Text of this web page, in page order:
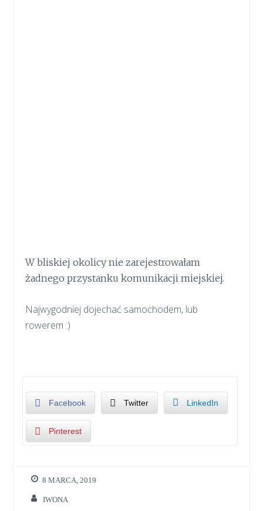
W bliskiej okolicy nie zarejestrowałam
żadnego przystanku komunikacji miejskiej.
Najwygodniej dojechać samochodem, lub
rowerem :)
Facebook Twitter LinkedIn
Pinterest
8 MARCA, 2019
IWONA